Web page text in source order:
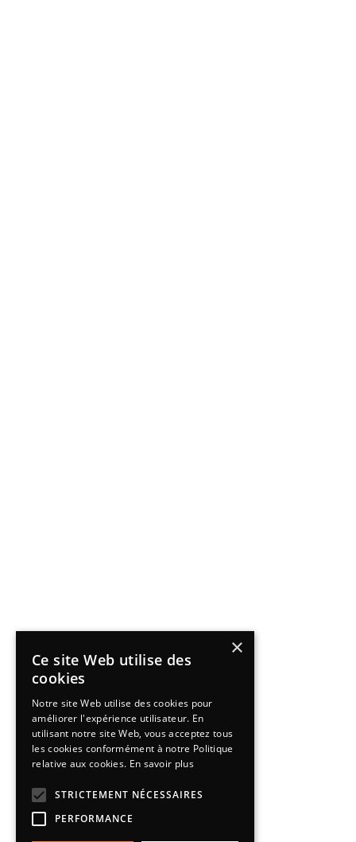
×
Ce site Web utilise des
cookies
Notre site Web utilise des cookies pour
améliorer l'expérience utilisateur. En
utilisant notre site Web, vous acceptez tous
les cookies conformément à notre Politique
relative aux cookies. En savoir plus
STRICTEMENT NÉCESSAIRES
PERFORMANCE